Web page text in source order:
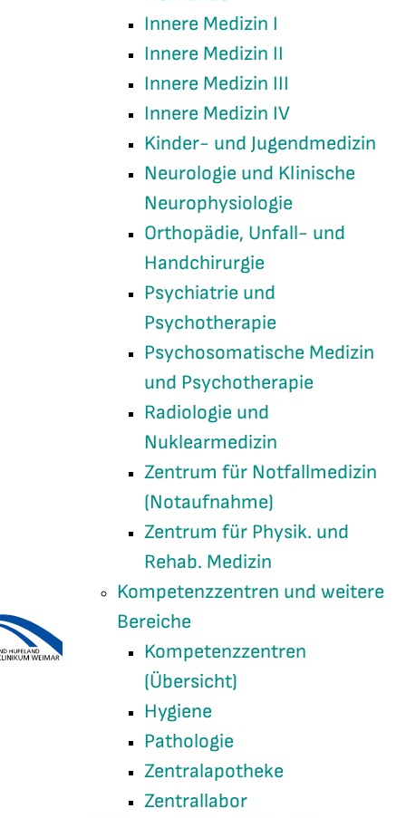
Innere Medizin I
Innere Medizin II
Innere Medizin III
Innere Medizin IV
Kinder- und Jugendmedizin
Neurologie und Klinische
Neurophysiologie
Orthopädie, Unfall- und
Handchirurgie
Psychiatrie und
Psychotherapie
Psychosomatische Medizin
und Psychotherapie
Radiologie und
Nuklearmedizin
Zentrum für Notfallmedizin
(Notaufnahme)
Zentrum für Physik. und
Rehab. Medizin
Kompetenzzentren und weitere
Bereiche
Kompetenzzentren
(Übersicht)
Hygiene
Pathologie
Zentralapotheke
Zentrallabor